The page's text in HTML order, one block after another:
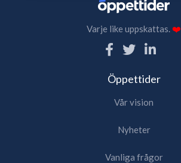
Varje like uppskattas.❤️
Öppettider
Vår vision
Nyheter
Vanliga frågor